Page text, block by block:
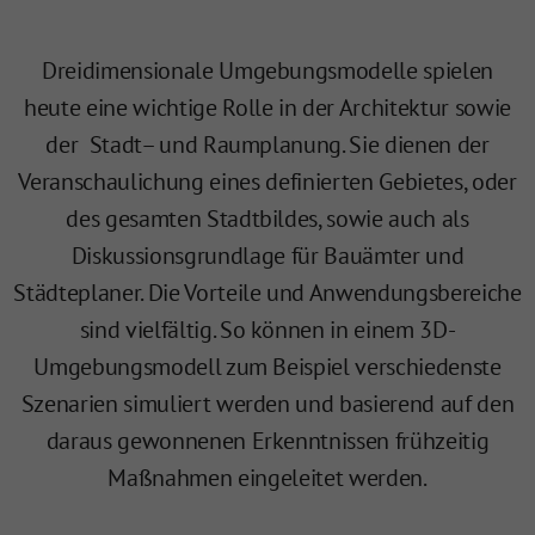
Dreidimensionale Umgebungsmodelle spielen
heute eine wichtige Rolle in der Architektur sowie
der Stadt– und Raumplanung. Sie dienen der
Veranschaulichung eines definierten Gebietes, oder
des gesamten Stadtbildes, sowie auch als
Diskussionsgrundlage für Bauämter und
Städteplaner. Die Vorteile und Anwendungsbereiche
sind vielfältig. So können in einem 3D-
Umgebungsmodell zum Beispiel verschiedenste
Szenarien simuliert werden und basierend auf den
daraus gewonnenen Erkenntnissen frühzeitig
Maßnahmen eingeleitet werden.